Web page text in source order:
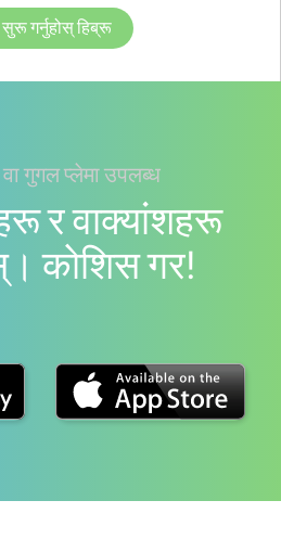
गर्नुहोस् हिब्रू
गुगल प्लेमा उपलब्ध
र वाक्यांशहरू
काेशिस गर!